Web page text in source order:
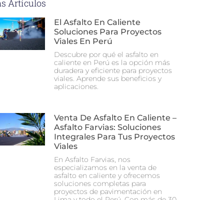
Artículos
El Asfalto En Caliente
Soluciones Para Proyectos
Viales En Perú
Descubre por qué el asfalto en
caliente en Perú es la opción más
duradera y eficiente para proyectos
viales. Aprende sus beneficios y
aplicaciones.
Venta De Asfalto En Caliente –
Asfalto Farvias: Soluciones
Integrales Para Tus Proyectos
Viales
En Asfalto Farvias, nos
especializamos en la venta de
asfalto en caliente y ofrecemos
soluciones completas para
proyectos de pavimentación en